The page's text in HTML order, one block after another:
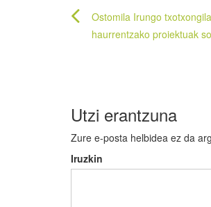
Bidalketetan
zehar
Ostomila Irungo
haurrentzako proiektuak
Utzi erantzuna
Zure e-posta helbidea ez da
Iruzkin